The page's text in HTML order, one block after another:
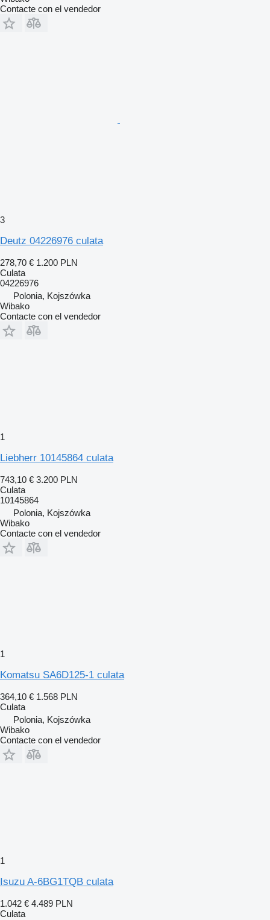
Contacte con el vendedor
3
Deutz 04226976 culata
278,70 € 1.200 PLN
Culata
04226976
Polonia, Kojszówka
Wibako
Contacte con el vendedor
1
Liebherr 10145864 culata
743,10 € 3.200 PLN
Culata
10145864
Polonia, Kojszówka
Wibako
Contacte con el vendedor
1
Komatsu SA6D125-1 culata
364,10 € 1.568 PLN
Culata
Polonia, Kojszówka
Wibako
Contacte con el vendedor
1
Isuzu A-6BG1TQB culata
1.042 € 4.489 PLN
Culata